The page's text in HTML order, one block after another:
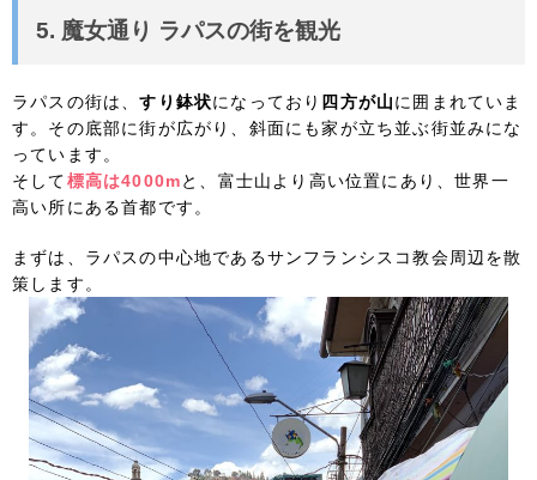
5. 魔女通り ラパスの街を観光
ラパスの街は、すり鉢状になっており 四方が山に囲まれていま
す。その底部に街が広がり、斜面にも家が立ち並ぶ街並みにな
っています。
そして標高は4000mと、富士山より高い位置にあり、世界一
高い所にある首都です。
まずは、ラパスの中心地であるサンフランシスコ教会周辺を散
策します。